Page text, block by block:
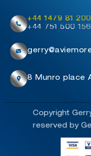
+44 1479 81
+44 751 500
8 Munro place
Copyright
reserved by